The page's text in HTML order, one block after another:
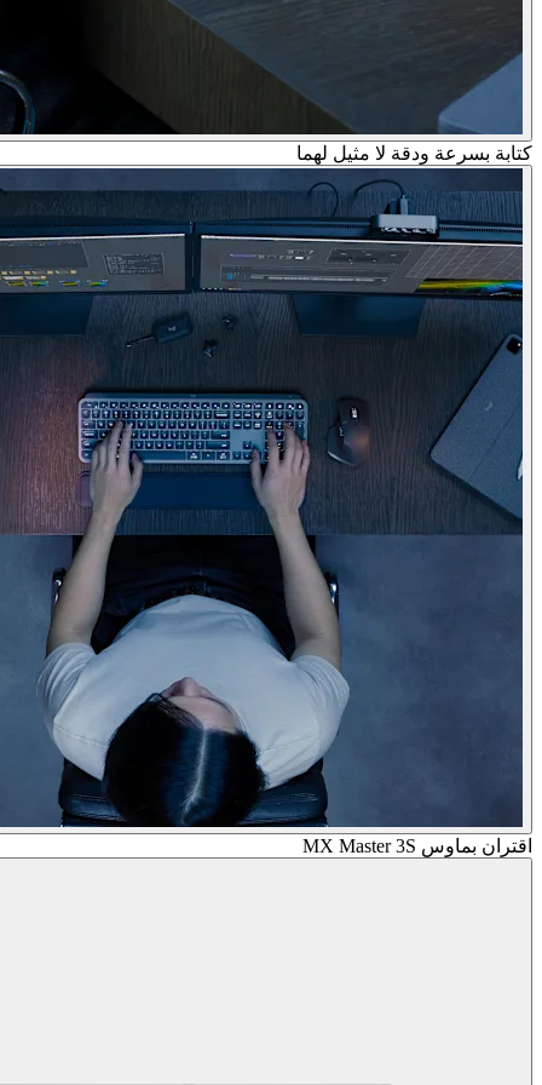
كتابة بسرعة ودقة لا مثيل لهما
اقتران بماوس MX Master 3S